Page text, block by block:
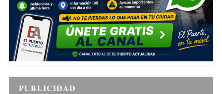
PUBLICIDAD